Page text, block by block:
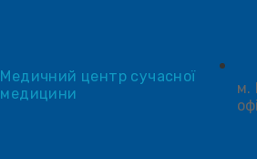
Медичний центр сучасної
медицини
м.